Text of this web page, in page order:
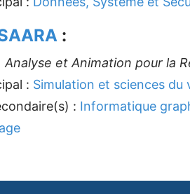
:
Analyse et Animation pour la
: Simulation et sciences du
: Informatique